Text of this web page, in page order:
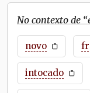
No contexto de “
novo
intocado